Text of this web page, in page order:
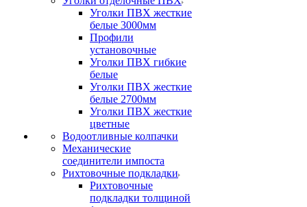
Уголки ПВХ жесткие
белые 3000мм
Профили
установочные
Уголки ПВХ гибкие
белые
Уголки ПВХ жесткие
белые 2700мм
Уголки ПВХ жесткие
цветные
Водоотливные колпачки
Механические
соединители импоста
Рихтовочные подкладки
Рихтовочные
подкладки толщиной